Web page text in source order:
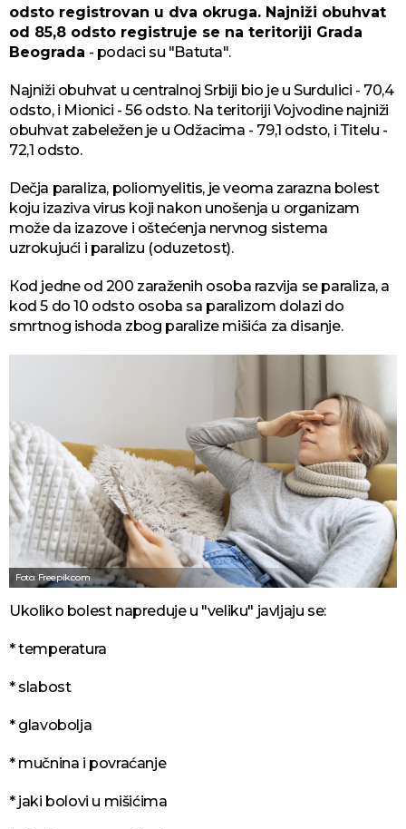
odsto registrovan u dva okruga. Najniži obuhvat
od 85,8 odsto registruje se na teritoriji Grada
Beograda - podaci su "Batuta".
Najniži obuhvat u centralnoj Srbiji bio je u Surdulici - 70,4
odsto, i Mionici - 56 odsto. Na teritoriji Vojvodine najniži
obuhvat zabeležen je u Odžacima - 79,1 odsto, i Titelu -
72,1 odsto.
Dečja paraliza, poliomyelitis, je veoma zarazna bolest
koju izaziva virus koji nakon unošenja u organizam
može da izazove i oštećenja nervnog sistema
uzrokujući i paralizu (oduzetost).
Кod jedne od 200 zaraženih osoba razvija se paraliza, a
kod 5 do 10 odsto osoba sa paralizom dolazi do
smrtnog ishoda zbog paralize mišića za disanje.
Foto: Freepik.com
Ukoliko bolest napreduje u "veliku" javljaju se:
* temperatura
* slabost
* glavobolja
* mučnina i povraćanje
* jaki bolovi u mišićima